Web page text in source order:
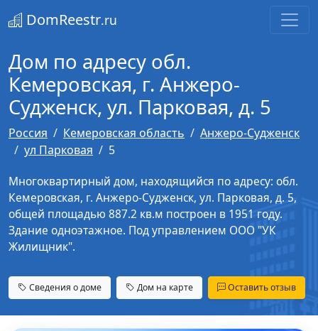
DomReestr.ru
Дом по адресу обл.
Кемеровская, г. Анжеро-
Судженск, ул. Парковая, д. 5
Россия Кемеровская область
Анжеро-Судженск
ул Парковая
5
Многоквартирный дом, находящийся по адресу: обл.
Кемеровская, г. Анжеро-Судженск, ул. Парковая, д. 5,
общей площадью 887.2 кв.м построен в 1951 году.
Здание одноэтажное. Под управлением ООО "УК
Жилищник".
Сведения о доме Дом на карте Оставить отзыв